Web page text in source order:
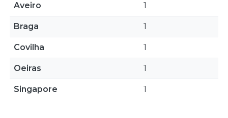
Aveiro 1
Braga 1
Covilha 1
Oeiras 1
Singapore 1